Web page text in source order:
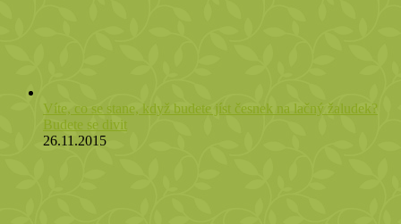
Víte, co se stane, když budete jíst česnek na lačný žaludek?
Budete se divit
26.11.2015